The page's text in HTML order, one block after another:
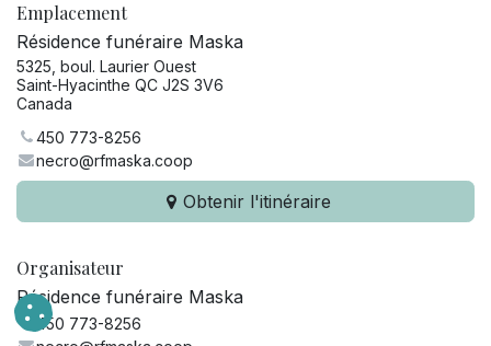
Emplacement
Résidence funéraire Maska
5325, boul. Laurier Ouest
Saint-Hyacinthe QC J2S 3V6
Canada
450 773-8256
necro@rfmaska.coop
Obtenir l'itinéraire
Organisateur
Résidence funéraire Maska
450 773-8256